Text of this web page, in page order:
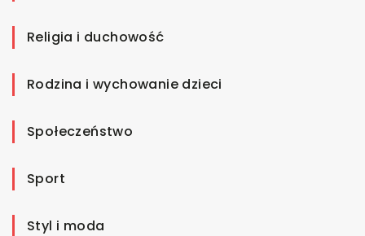
Religia i duchowość
Rodzina i wychowanie dzieci
Społeczeństwo
Sport
Styl i moda